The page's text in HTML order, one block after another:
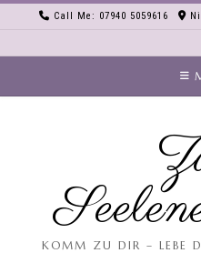
Call Me: 07940 5059616
KOMM ZU DIR – LEBE